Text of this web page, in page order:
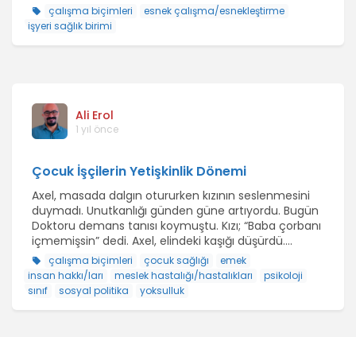
çalışma biçimleri
esnek çalışma/esnekleştirme
işyeri sağlık birimi
Ali Erol
1 yıl önce
Çocuk İşçilerin Yetişkinlik Dönemi
Axel, masada dalgın otururken kızının seslenmesini
duymadı. Unutkanlığı günden güne artıyordu. Bugün
Doktoru demans tanısı koymuştu. Kızı; “Baba çorbanı
içmemişsin” dedi. Axel, elindeki kaşığı düşürdü....
çalışma biçimleri çocuk sağlığı
emek
insan hakkı/ları
meslek hastalığı/hastalıkları
psikoloji
sınıf
sosyal politika yoksulluk